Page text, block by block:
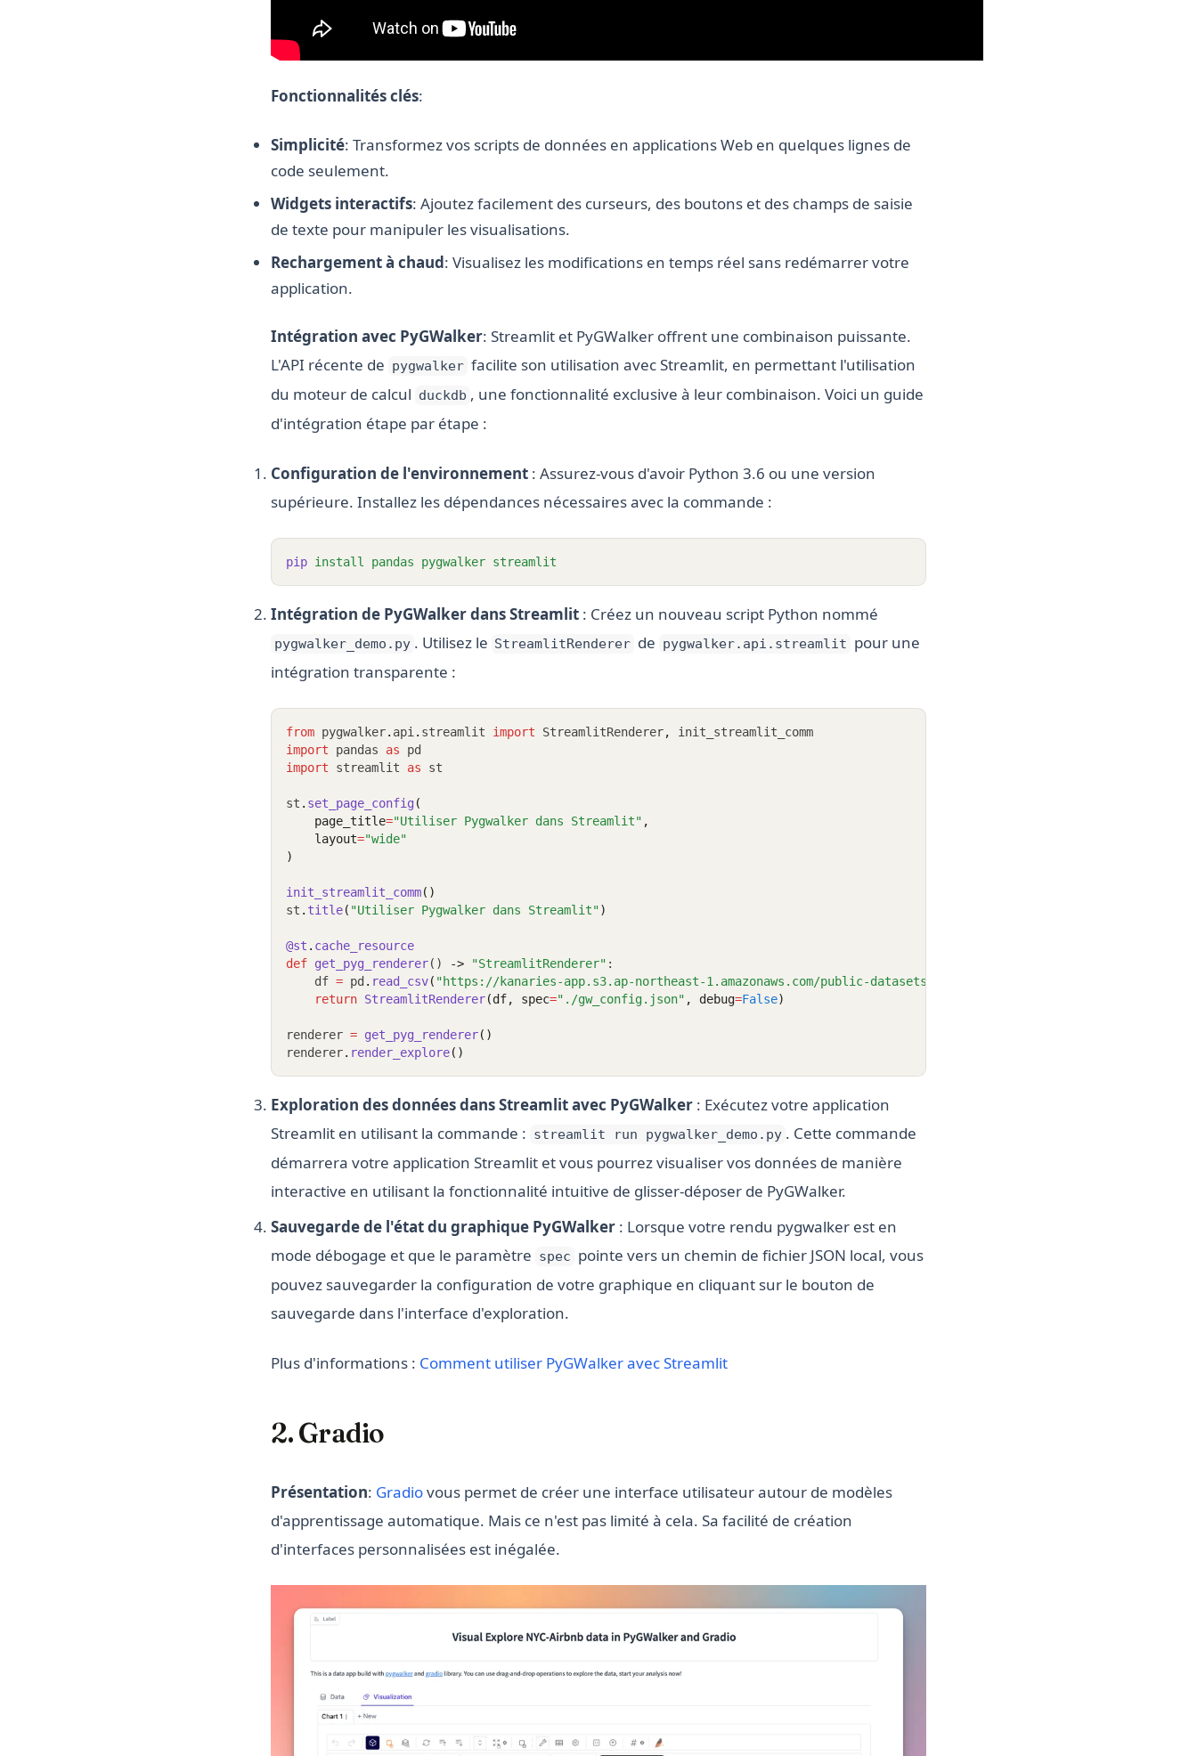
Fonctionnalités clés:
Simplicité: Transformez vos scripts de données en applications Web en quelques lignes de
code seulement.
Widgets interactifs: Ajoutez facilement des curseurs, des boutons et des champs de saisie
de texte pour manipuler les visualisations.
Rechargement à chaud: Visualisez les modifications en temps réel sans redémarrer votre
application.
Intégration avec PyGWalker: Streamlit et PyGWalker offrent une combinaison puissante.
L'API récente de pygwalker facilite son utilisation avec Streamlit, en permettant l'utilisation
du moteur de calcul duckdb , une fonctionnalité exclusive à leur combinaison. Voici un guide
d'intégration étape par étape :
Configuration de l'environnement : Assurez-vous d'avoir Python 3.6 ou une version
supérieure. Installez les dépendances nécessaires avec la commande :
pip install pandas pygwalker streamlit
Intégration de PyGWalker dans Streamlit : Créez un nouveau script Python nommé
pygwalker_demo.py . Utilisez le StreamlitRenderer de pygwalker.api.streamlit pour une
intégration transparente :
from pygwalker. api . streamlit import StreamlitRenderer,
init_streamlit_comm
import pandas as pd
import streamlit as st
st . set_page_config (
    page_title
="Utiliser Pygwalker dans Streamlit" ,
    layout
="wide"
)
init_streamlit_comm()
st . title( "Utiliser Pygwalker dans Streamlit")
@st . cache_resource
def get_pyg_renderer() -> "StreamlitRenderer" :
    df
= pd . read_csv( "https://kanaries-app.s3.ap-northeast-1.amazonaws.com/public-datasets/bike_sharing_dc.csv"
return StreamlitRenderer(df, spec="./gw_config.json" , debug=False)
renderer = get_pyg_renderer()
renderer. render_explore()
Exploration des données dans Streamlit avec PyGWalker : Exécutez votre application
Streamlit en utilisant la commande : streamlit run pygwalker_demo.py . Cette commande
démarrera votre application Streamlit et vous pourrez visualiser vos données de manière
interactive en utilisant la fonctionnalité intuitive de glisser-déposer de PyGWalker.
Sauvegarde de l'état du graphique PyGWalker : Lorsque votre rendu pygwalker est en
mode débogage et que le paramètre spec pointe vers un chemin de fichier JSON local, vous
pouvez sauvegarder la configuration de votre graphique en cliquant sur le bouton de
sauvegarde dans l'interface d'exploration.
Plus d'informations : Comment utiliser PyGWalker avec Streamlit
2. Gradio
Présentation: Gradio(opens in a new tab)
vous permet de créer une interface utilisateur autour de modèles
d'apprentissage automatique. Mais ce n'est pas limité à cela. Sa facilité de création
d'interfaces personnalisées est inégalée.